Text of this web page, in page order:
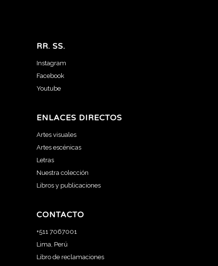
RR. SS.
Instagram
Facebook
Youtube
ENLACES DIRECTOS
Artes visuales
Artes escénicas
Letras
Nuestra colección
Libros y publicaciones
CONTACTO
+511 7067001
Lima, Perú
Libro de reclamaciones